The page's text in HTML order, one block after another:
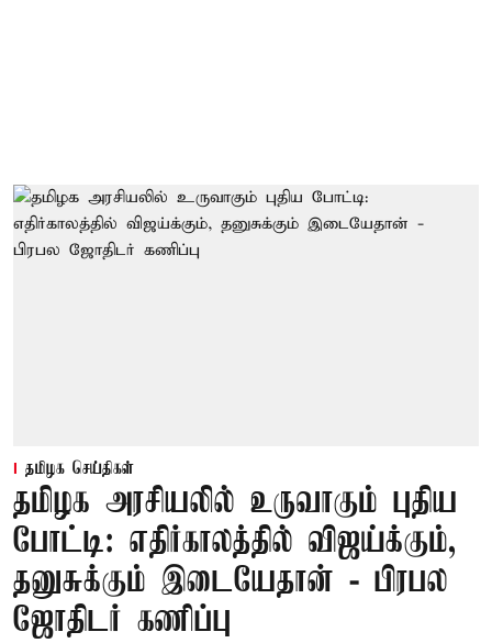
தமிழக செய்திகள்
தமிழக அரசியலில் உருவாகும் புதிய
போட்டி: எதிர்காலத்தில் விஜய்க்கும்,
தனுசுக்கும் இடையேதான் - பிரபல
ஜோதிடர் கணிப்பு